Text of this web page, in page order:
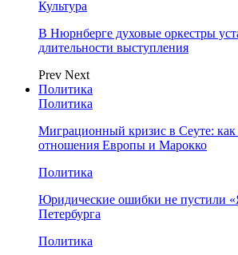
Культура
В Нюрнберге духовые оркестры
длительности выступления
Prev Next
Политика
Политика
Миграционный кризис в Сеуте: как
отношения Европы и Марокко
Политика
Юридические ошибки не пустили
Петербурга
Политика